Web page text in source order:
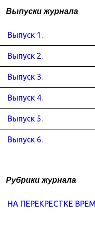
Выпуски журнала
Выпуск 1.
Выпуск 2.
Выпуск 3.
Выпуск 4.
Выпуск 5.
Выпуск 6.
Рубрики журнала
НА ПЕРЕКРЕСТКЕ